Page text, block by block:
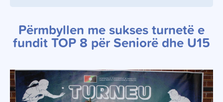
Përmbyllen me sukses turnetë e
fundit TOP 8 për Seniorë dhe U15